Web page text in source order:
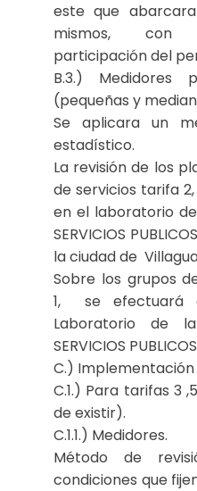
este que
mismos, con
participación del
B.3.)
(pequeñas y
Se aplicara un
estadístico.
La revisión de los
de servicios tarifa
en el laboratorio de
SERVICIOS
la ciudad de
Sobre los grupos
1, se efectuará
Laboratorio de la
SERVICIOS
C.)
C.1.) Para tarifas 3
de existir).
C.1.1.) Medidores.
Método de
condiciones que